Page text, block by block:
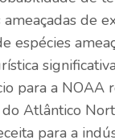
de
espécies
para a NOAA
Atlântico
para a